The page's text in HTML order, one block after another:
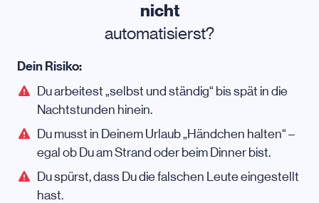
nicht
automatisierst?
Dein Risiko:
Du arbeitest „selbst und ständig“ bis spät in die
Nachtstunden hinein.
Du musst in Deinem Urlaub „Händchen halten“ –
egal ob Du am Strand oder beim Dinner bist.
Du spürst, dass Du die falschen Leute eingestellt
hast.